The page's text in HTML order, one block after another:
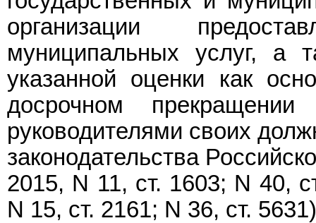
организации
муниципальных услуг, а
указанной оценки как
досрочном прекращении
руководителями своих
законодательства
2015, N 11, ст. 1603; N 40,
N 15, ст. 2161; N 36, ст.